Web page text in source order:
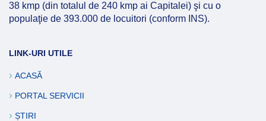
38 kmp (din totalul de 240 kmp ai Capitalei) şi cu o
populaţie de 393.000 de locuitori (conform INS).
LINK-URI UTILE
ACASĂ
PORTAL SERVICII
ȘTIRI